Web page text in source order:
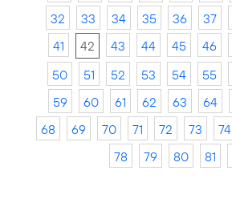
32
33 34 35 36 37
41
42 43 44 45 46
50
51 52 53 54 55
59
60 61 62 63 64
68
69 70 71 72 73 74
78
79 80 81